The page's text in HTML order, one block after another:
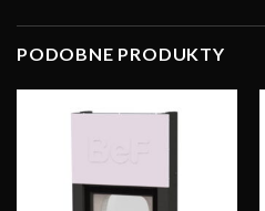
PODOBNE PRODUKTY
Obserwuj